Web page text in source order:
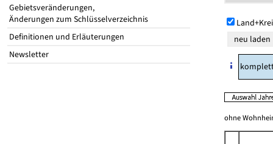
Gebietsveränderungen,
Änderungen zum Schlüsselverzeichnis
Definitionen und Erläuterungen
Newsletter
ohne